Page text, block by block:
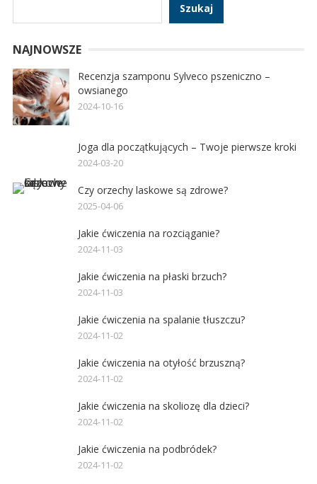
Szukaj
NAJNOWSZE
Recenzja szamponu Sylveco pszeniczno –
owsianego
2024-10-16
Joga dla początkujących – Twoje pierwsze kroki
2024-03-20
Czy orzechy laskowe są zdrowe?
2025-04-06
Jakie ćwiczenia na rozciąganie?
2024-11-03
Jakie ćwiczenia na płaski brzuch?
2024-11-03
Jakie ćwiczenia na spalanie tłuszczu?
2024-11-02
Jakie ćwiczenia na otyłość brzuszną?
2024-11-02
Jakie ćwiczenia na skoliozę dla dzieci?
2024-11-02
Jakie ćwiczenia na podbródek?
2024-11-02